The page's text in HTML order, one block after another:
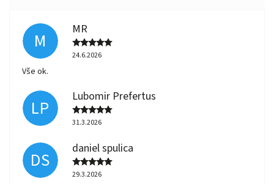
M
MR
24.6.2026
Vše ok.
LP
Lubomir Prefertus
31.3.2026
DS
daniel spulica
29.3.2026